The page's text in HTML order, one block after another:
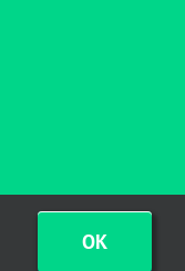
OK